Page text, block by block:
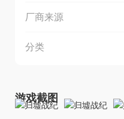
厂商来源
分类
游戏截图